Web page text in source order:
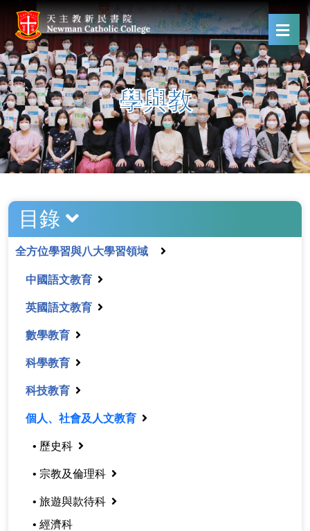
學與教
目錄
全方位學習與八大學習領域
中國語文教育
英國語文教育
數學教育
科學教育
科技教育
個人、社會及人文教育
• 歷史科
• 宗教及倫理科
• 旅遊與款待科
• 經濟科